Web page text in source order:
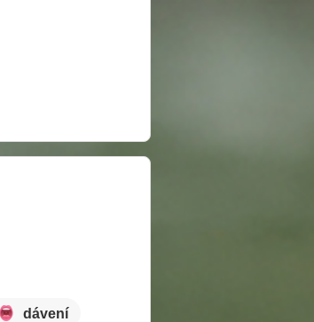
dávení